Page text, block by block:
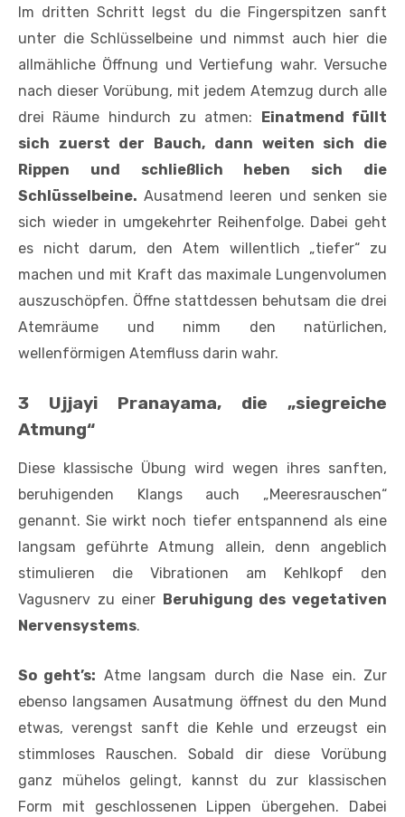
Im dritten Schritt legst du die Fingerspitzen sanft
unter die Schlüsselbeine und nimmst auch hier die
allmähliche Öffnung und Vertiefung wahr. Versuche
nach dieser Vorübung, mit jedem Atemzug durch alle
drei Räume hindurch zu atmen:
Einatmend füllt
sich zuerst der Bauch, dann weiten sich die
Rippen und schließlich heben sich die
Schlüsselbeine. Ausatmend leeren und senken sie
sich wieder in umgekehrter Reihenfolge. Dabei geht
es nicht darum, den Atem willentlich „tiefer“ zu
machen und mit Kraft das maximale Lungenvolumen
auszuschöpfen. Öffne stattdessen behutsam die drei
Atemräume und nimm den natürlichen,
wellenförmigen Atemfluss darin wahr.
3 Ujjayi Pranayama, die „siegreiche
Atmung“
Diese klassische Übung wird wegen ihres sanften,
beruhigenden Klangs auch „Meeresrauschen“
genannt. Sie wirkt noch tiefer entspannend als eine
langsam geführte Atmung allein, denn angeblich
stimulieren die Vibrationen am Kehlkopf den
Vagusnerv zu einer Beruhigung des vegetativen
Nerven­systems.
So geht’s: Atme langsam durch die Nase ein. Zur
ebenso langsamen Ausatmung öffnest du den Mund
etwas, verengst sanft die Kehle und erzeugst ein
stimmloses Rauschen. Sobald dir diese Vorübung
ganz mühelos gelingt, kannst du zur klassischen
Form mit geschlossenen Lippen übergehen. Dabei